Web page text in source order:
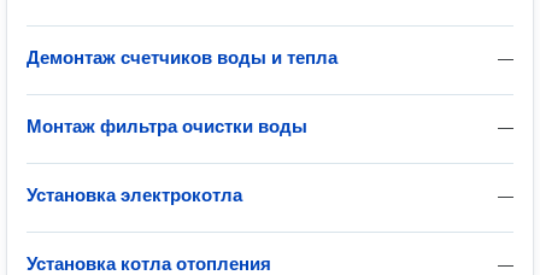
—
Демонтаж счетчиков воды и тепла
—
Монтаж фильтра очистки воды
—
Установка электрокотла
—
Установка котла отопления